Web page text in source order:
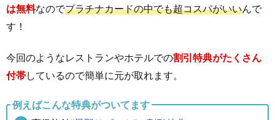
は無料なのでプラチナカードの中でも超コスパがいいんで
す！
今回のようなレストランやホテルでの割引特典がたくさん
付帯しているので簡単に元が取れます。
例えばこんな特典がついてます